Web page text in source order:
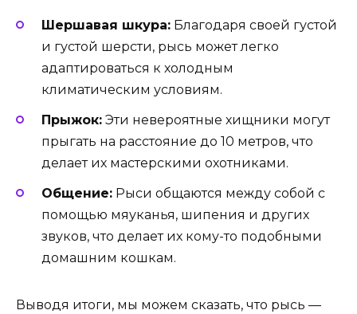
Шершавая шкура: Благодаря своей густой
и густой шерсти, рысь может легко
адаптироваться к холодным
климатическим условиям.
Прыжок: Эти невероятные хищники могут
прыгать на расстояние до 10 метров, что
делает их мастерскими охотниками.
Общение: Рыси общаются между собой с
помощью мяуканья, шипения и других
звуков, что делает их кому-то подобными
домашним кошкам.
Выводя итоги, мы можем сказать, что рысь —